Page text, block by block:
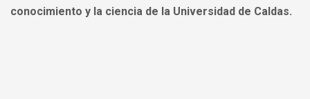
conocimiento y la ciencia de la Universidad de Caldas.